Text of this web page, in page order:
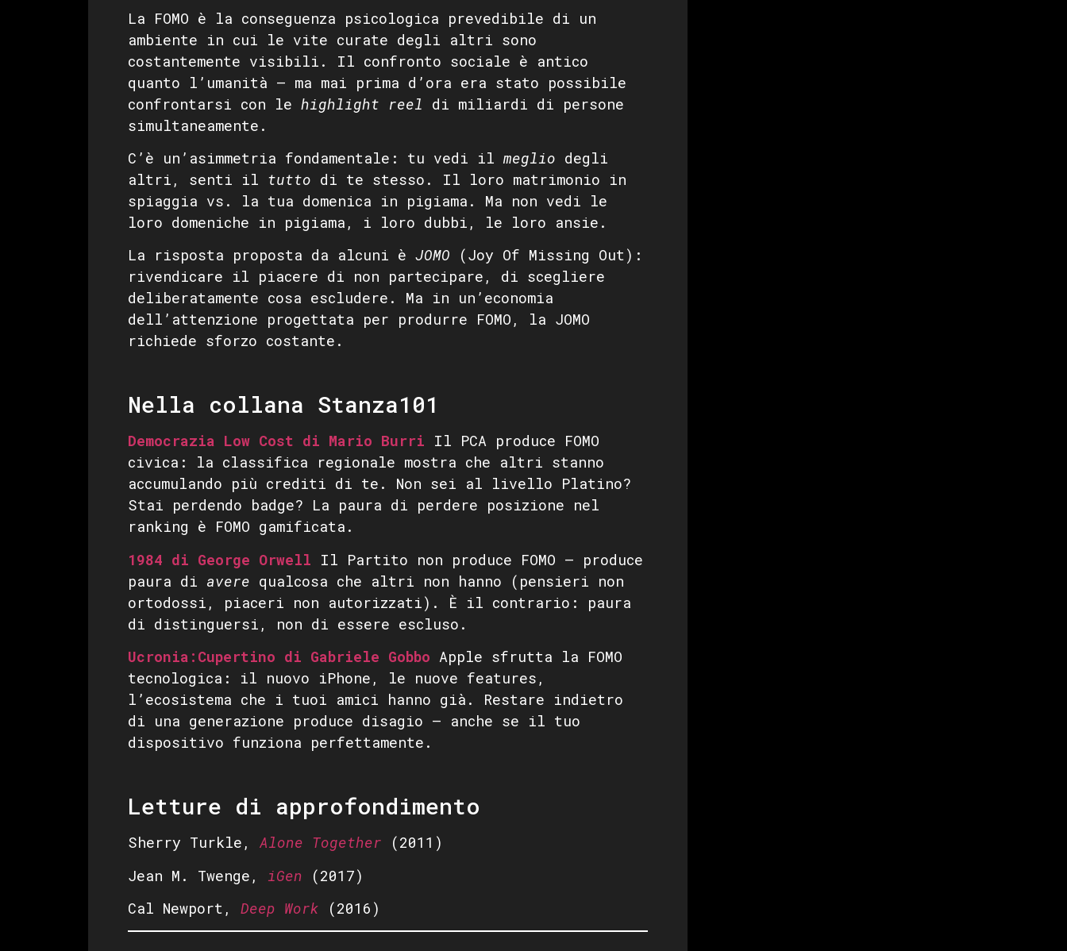
La FOMO è la conseguenza psicologica prevedibile di un
ambiente in cui le vite curate degli altri sono
costantemente visibili. Il confronto sociale è antico
quanto l’umanità — ma mai prima d’ora era stato possibile
confrontarsi con le highlight reel di miliardi di persone
simultaneamente.
C’è un’asimmetria fondamentale: tu vedi il meglio degli
altri, senti il tutto di te stesso. Il loro matrimonio in
spiaggia vs. la tua domenica in pigiama. Ma non vedi le
loro domeniche in pigiama, i loro dubbi, le loro ansie.
La risposta proposta da alcuni è JOMO (Joy Of Missing Out):
rivendicare il piacere di non partecipare, di scegliere
deliberatamente cosa escludere. Ma in un’economia
dell’attenzione progettata per produrre FOMO, la JOMO
richiede sforzo costante.
Nella collana Stanza101
Democrazia Low Cost di Mario Burri Il PCA produce FOMO
civica: la classifica regionale mostra che altri stanno
accumulando più crediti di te. Non sei al livello Platino?
Stai perdendo badge? La paura di perdere posizione nel
ranking è FOMO gamificata.
1984 di George Orwell Il Partito non produce FOMO — produce
paura di avere qualcosa che altri non hanno (pensieri non
ortodossi, piaceri non autorizzati). È il contrario: paura
di distinguersi, non di essere escluso.
Ucronia:Cupertino di Gabriele Gobbo Apple sfrutta la FOMO
tecnologica: il nuovo iPhone, le nuove features,
l’ecosistema che i tuoi amici hanno già. Restare indietro
di una generazione produce disagio — anche se il tuo
dispositivo funziona perfettamente.
Letture di approfondimento
Sherry Turkle, Alone Together (2011)
Jean M. Twenge, iGen (2017)
Cal Newport, Deep Work (2016)